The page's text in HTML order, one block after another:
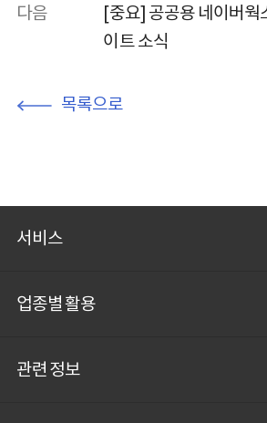
다음
[중요] 공공용 네이버웍
이트 소식
목록으로
서비스
업종별 활용
관련 정보